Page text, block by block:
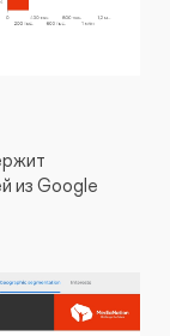
из Google